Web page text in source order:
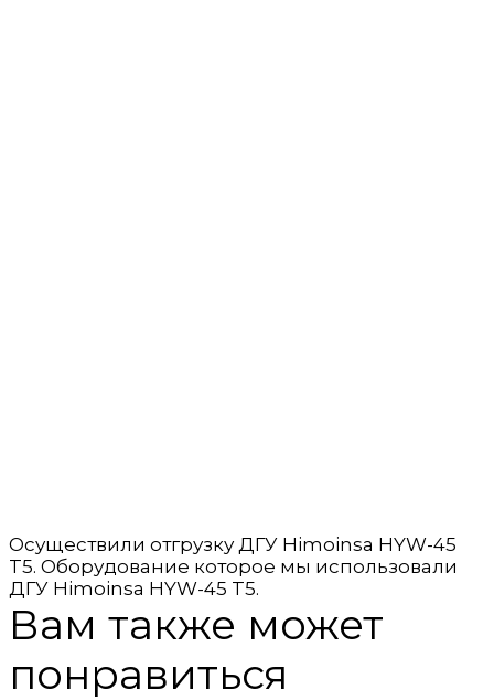
Осуществили отгрузку ДГУ Himoinsa HYW-45
T5. Оборудование которое мы использовали
ДГУ Himoinsa HYW-45 T5.
Вам также может
понравиться